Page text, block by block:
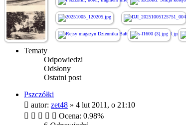
Tematy
Odpowiedzi
Odsłony
Ostatni post
Pszczółki
autor: zet48 » 4 lut 2011, o 21:10
Ocena: 0.98%